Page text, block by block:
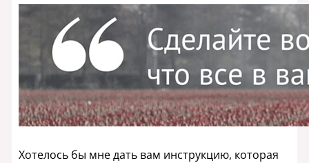
Хотелось бы мне дать вам инструкцию, которая